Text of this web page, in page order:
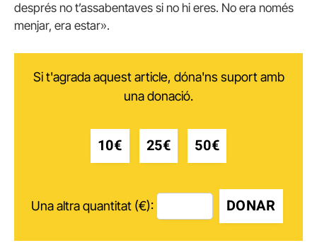
després no t’assabentaves si no hi eres. No era només
menjar, era estar».
Si t'agrada aquest article, dóna'ns suport amb
una donació.
10€ 25€ 50€
Una altra quantitat (€): DONAR